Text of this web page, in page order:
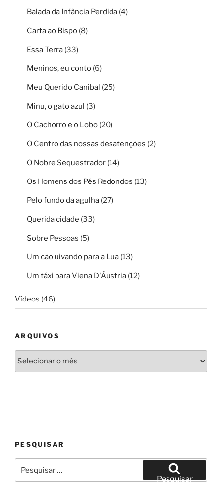
Balada da Infância Perdida (4)
Carta ao Bispo (8)
Essa Terra (33)
Meninos, eu conto (6)
Meu Querido Canibal (25)
Minu, o gato azul (3)
O Cachorro e o Lobo (20)
O Centro das nossas desatenções (2)
O Nobre Sequestrador (14)
Os Homens dos Pés Redondos (13)
Pelo fundo da agulha (27)
Querida cidade (33)
Sobre Pessoas (5)
Um cão uivando para a Lua (13)
Um táxi para Viena D'Áustria (12)
Vídeos (46)
ARQUIVOS
Arquivos
PESQUISAR
por:
Pesquisar